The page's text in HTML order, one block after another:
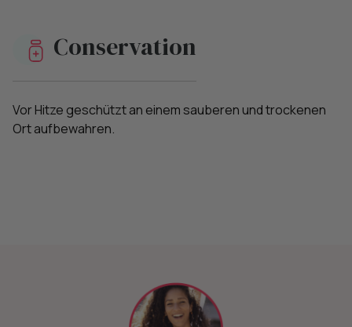
Conservation
Vor Hitze geschützt an einem sauberen und trockenen
Ort aufbewahren.